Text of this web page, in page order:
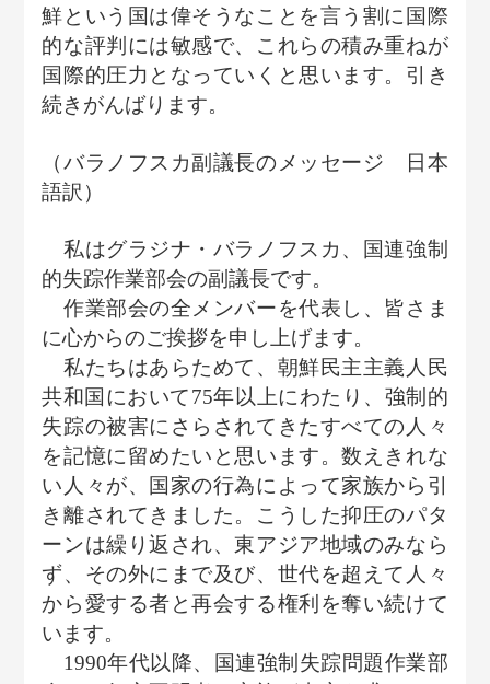
鮮という国は偉そうなことを言う割に国際
的な評判には敏感で、これらの積み重ねが
国際的圧力となっていくと思います。引き
続きがんばります。
（バラノフスカ副議長のメッセージ 日本
語訳）
私はグラジナ・バラノフスカ、国連強制
的失踪作業部会の副議長です。
作業部会の全メンバーを代表し、皆さま
に心からのご挨拶を申し上げます。
私たちはあらためて、朝鮮民主主義人民
共和国において75年以上にわたり、強制的
失踪の被害にさらされてきたすべての人々
を記憶に留めたいと思います。数えきれな
い人々が、国家の行為によって家族から引
き離されてきました。こうした抑圧のパタ
ーンは繰り返され、東アジア地域のみなら
ず、その外にまで及び、世代を超えて人々
から愛する者と再会する権利を奪い続けて
います。
1990年代以降、国連強制失踪問題作業部